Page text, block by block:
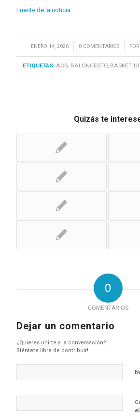
Fuente de la noticia
ENERO 14, 2026
/ 0 COMENTARIOS
/ POR
ETIQUETAS: ACB, BALONCESTO, BASKET,
Quizás te
0
COMENTARIOS
Dejar un comentario
¿Quieres unirte a la conversación?
Siéntete libre de contribuir!